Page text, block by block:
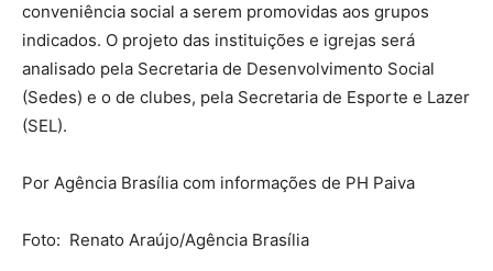
conveniência social a serem promovidas aos grupos
indicados. O projeto das instituições e igrejas será
analisado pela Secretaria de Desenvolvimento Social
(Sedes) e o de clubes, pela Secretaria de Esporte e Lazer
(SEL).
Por Agência Brasília com informações de PH Paiva
Foto: Renato Araújo/Agência Brasília